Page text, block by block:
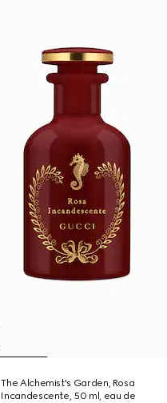
The Alchemist's Garden, Rosa
Incandescente, 50 ml, eau de